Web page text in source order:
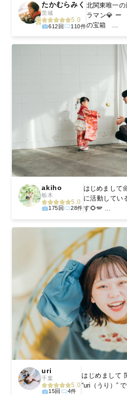
たかむらみく
茨城
5.0
612回 110件
北関東唯一の
ラマン💎 ー
の宝箱 ...
akiho
栃木
5.0
175回 28件
はじめまして
に活動してい
す🌻🪽 ...
uri
千葉
5.0
15回 4件
はじめまして
“uri（うり）”